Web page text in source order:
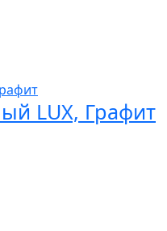
LUX, Графит